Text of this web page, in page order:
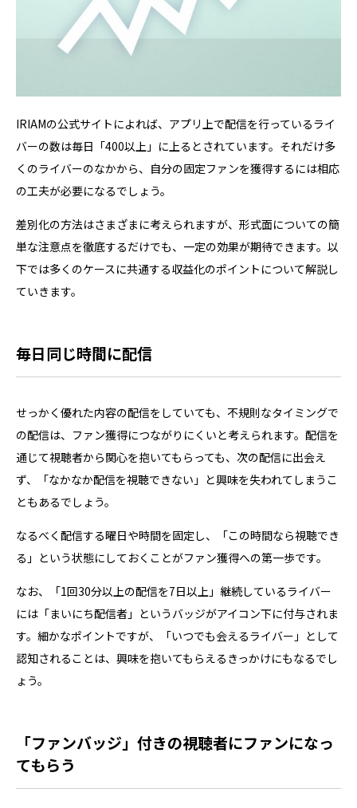
IRIAMの公式サイトによれば、アプリ上で配信を行っているライ
バーの数は毎日「400以上」に上るとされています。それだけ多
くのライバーのなかから、自分の固定ファンを獲得するには相応
の工夫が必要になるでしょう。
差別化の方法はさまざまに考えられますが、形式面についての簡
単な注意点を徹底するだけでも、一定の効果が期待できます。以
下では多くのケースに共通する収益化のポイントについて解説し
ていきます。
毎日同じ時間に配信
せっかく優れた内容の配信をしていても、不規則なタイミングで
の配信は、ファン獲得につながりにくいと考えられます。配信を
通じて視聴者から関心を抱いてもらっても、次の配信に出会え
ず、「なかなか配信を視聴できない」と興味を失われてしまうこ
ともあるでしょう。
なるべく配信する曜日や時間を固定し、「この時間なら視聴でき
る」という状態にしておくことがファン獲得への第一歩です。
なお、「1回30分以上の配信を7日以上」継続しているライバー
には「まいにち配信者」というバッジがアイコン下に付与されま
す。細かなポイントですが、「いつでも会えるライバー」として
認知されることは、興味を抱いてもらえるきっかけにもなるでし
ょう。
「ファンバッジ」付きの視聴者にファンになっ
てもらう